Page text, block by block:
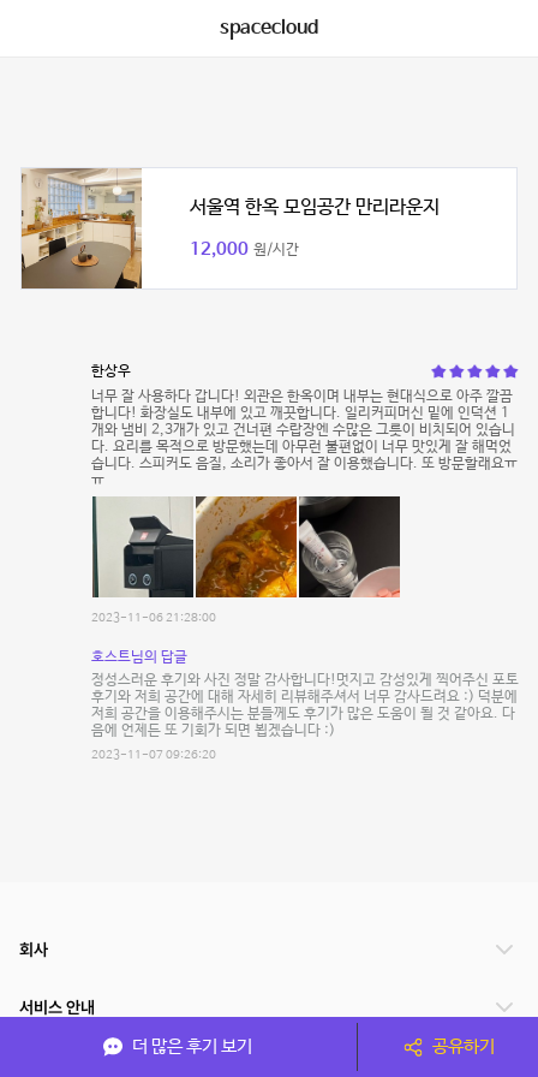
spacecloud
서울역 한옥 모임공간 만리라운지
12,000 원/시간
한상우
너무 잘 사용하다 갑니다! 외관은 한옥이며 내부는 현대식으로 아주 깔끔
합니다! 화장실도 내부에 있고 깨끗합니다. 일리커피머신 밑에 인덕션 1
개와 냄비 2,3개가 있고 건너편 수랍장엔 수많은 그릇이 비치되어 있습니
다. 요리를 목적으로 방문했는데 아무런 불편없이 너무 맛있게 잘 해먹었
습니다. 스피커도 음질, 소리가 좋아서 잘 이용했습니다. 또 방문할래요ㅠ
ㅠ
2023-11-06 21:28:00
호스트님의 답글
정성스러운 후기와 사진 정말 감사합니다!멋지고 감성있게 찍어주신 포토
후기와 저희 공간에 대해 자세히 리뷰해주셔서 너무 감사드려요 :) 덕분에
저희 공간을 이용해주시는 분들께도 후기가 많은 도움이 될 것 같아요. 다
음에 언제든 또 기회가 되면 뵙겠습니다 :)
2023-11-07 09:26:20
더 많은 후기 보기 공유하기
회사
서비스 안내